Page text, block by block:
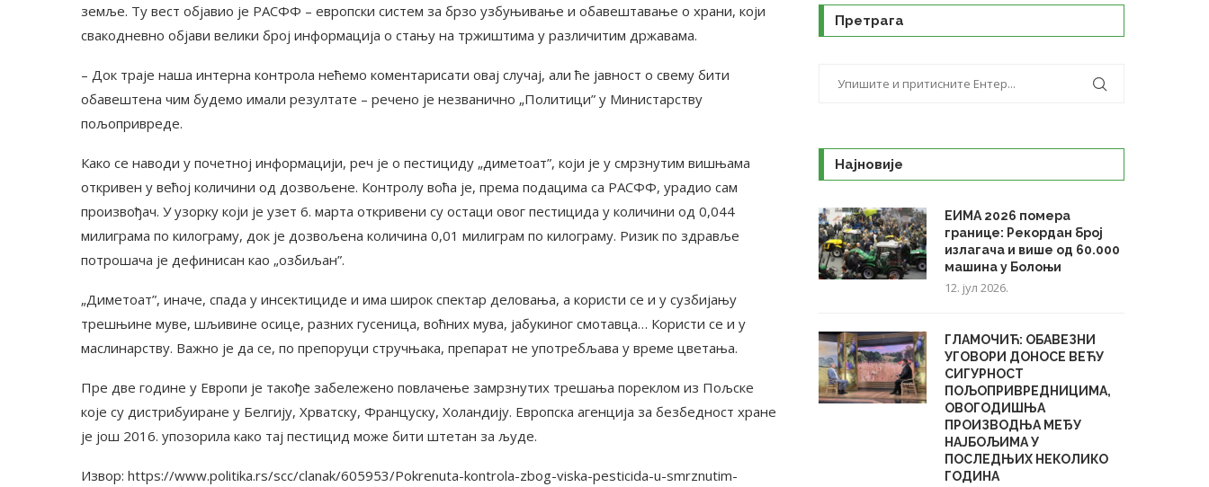
земље. Ту вест објавио је РАСФФ – европски систем за брзо узбуњивање и обавештавање о храни, који
свакодневно објави велики број информација о стању на тржиштима у различитим државама.
– Док траје наша интерна контрола нећемо коментарисати овај случај, али ће јавност о свему бити
обавештена чим будемо имали резултате – речено је незванично „Политици” у Министарству
пољопривреде.
Како се наводи у почетној информацији, реч је о пестициду „диметоат”, који је у смрзнутим вишњама
откривен у већој количини од дозвољене. Контролу воћа је, према подацима са РАСФФ, урадио сам
произвођач. У узорку који је узет 6. марта откривени су остаци овог пестицида у количини од 0,044
милиграма по килограму, док је дозвољена количина 0,01 милиграм по килограму. Ризик по здравље
потрошача је дефинисан као „озбиљан”.
„Диметоат”, иначе, спада у инсектициде и има широк спектар деловања, а користи се и у сузбијању
трешњине муве, шљивине осице, разних гусеница, воћних мува, јабукиног смотавца… Користи се и у
маслинарству. Важно је да се, по препоруци стручњака, препарат не употребљава у време цветања.
Пре две године у Европи је такође забележено повлачење замрзнутих трешања пореклом из Пољске
које су дистрибуиране у Белгију, Хрватску, Француску, Холандију. Европска агенција за безбедност хране
је још 2016. упозорила како тај пестицид може бити штетан за људе.
Извор: https://www.politika.rs/scc/clanak/605953/Pokrenuta-kontrola-zbog-viska-pesticida-u-smrznutim-
Претрага
Најновије
ЕИМА 2026 помера
границе: Рекордан број
излагача и више од 60.000
машина у Болоњи
12. јул 2026.
ГЛАМОЧИЋ: ОБАВЕЗНИ
УГОВОРИ ДОНОСЕ ВЕЋУ
СИГУРНОСТ
ПОЉОПРИВРЕДНИЦИМА,
ОВОГОДИШЊА
ПРОИЗВОДЊА МЕЂУ
НАЈБОЉИМА У
ПОСЛЕДЊИХ НЕКОЛИКО
ГОДИНА